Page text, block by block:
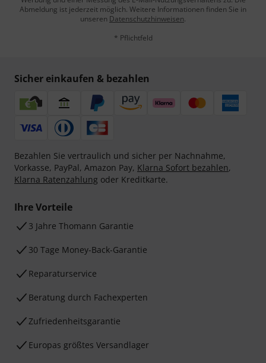
Abmeldung ist jederzeit möglich. Weitere Informationen finden Sie in
unseren Datenschutzhinweisen.
* Pflichtfeld
Sicher einkaufen & bezahlen
Bezahlen Sie vertraulich und sicher per Nachnahme,
Vorkasse, PayPal, Amazon Pay, Klarna Sofort bezahlen,
Klarna Ratenzahlung oder Kreditkarte.
Ihre Vorteile
3 Jahre Thomann Garantie
30 Tage Money-Back-Garantie
Reparaturservice
Beratung durch Fachexperten
Zufriedenheitsgarantie
Europas größtes Versandlager